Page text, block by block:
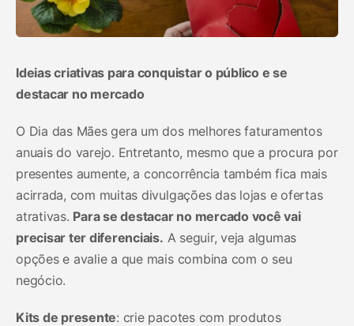
Ideias criativas para conquistar o público e se
destacar no mercado
O Dia das Mães gera um dos melhores faturamentos
anuais do varejo. Entretanto, mesmo que a procura por
presentes aumente, a concorrência também fica mais
acirrada, com muitas divulgações das lojas e ofertas
atrativas. Para se destacar no mercado você vai
precisar ter diferenciais. A seguir, veja algumas
opções e avalie a que mais combina com o seu
negócio.
Kits de presente: crie pacotes com produtos